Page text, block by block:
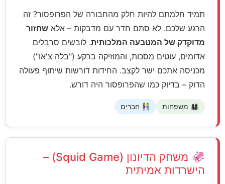
תמיד חלמתם להיות חלק מהחבורה של הפרופסור? זה
הרגע שלכם. לא סתם חדר עם מדבקות – אלא שחזור
מדוקדק של המטבעה המלכותית. לובשים סרבלים
אדומים, עוטים מסכות, והמוזיקה ברקע ("בלה צ'או")
מכניסה אתכם ישר לקצב. החידות דורשות שיתוף פעולה
הדוק – בדיוק כמו שהפרופסור היה דורש.
👨‍👩‍👧‍👦 משפחות 👫 חברים
🦑 משחק הדיונון (Squid Game)
–
הישרדות אמיתית